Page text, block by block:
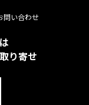
問い合わせ
り寄せ